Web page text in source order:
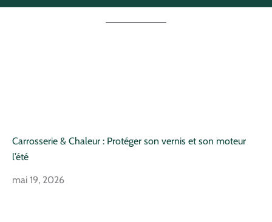
Carrosserie & Chaleur : Protéger son vernis et son moteur
l’été
mai 19, 2026